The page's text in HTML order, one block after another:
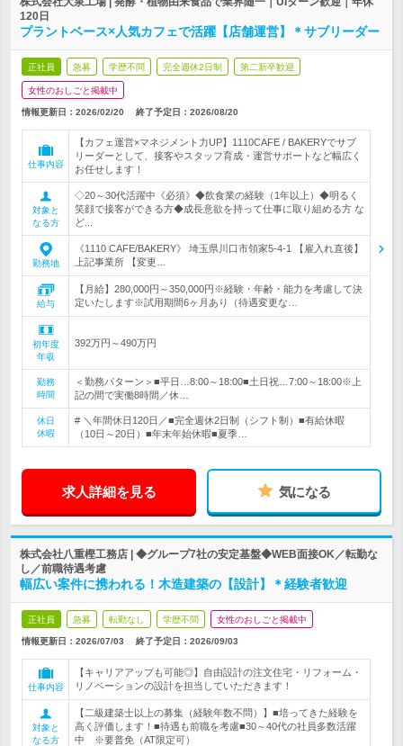
120日
プラントベース×人気カフェで活躍【店舗運営】＊サブリーダー
正社員 急募 学歴不問 完全週休2日制 第二新卒歓迎
女性のおしごと掲載中
情報更新日：2026/02/20 終了予定日： 2026/08/20
仕事内容
【カフェ運営×マネジメント力UP】1110CAFE / BAKERYでサブ
リーダーとして、接客やスタッフ育成・運営サポートなど幅広く
お任せします！
対象と
なる方
◇20～30代活躍中《必須》◆飲食業の経験（1年以上）◆明るく
笑顔で接客ができる方◆成長意欲を持って仕事に取り組める方 な
ど...
勤務地
《1110 CAFE/BAKERY》 埼玉県川口市領家5-4-1 【雇入れ直後】
上記事業所 【変更…
給与
【月給】280,000円～350,000円※経験・年齢・能力を考慮して決
定いたします※試用期間6ヶ月あり（待遇変更な…
初年度
年収
392万円～490万円
勤務
時間
＜勤務パターン＞■平日…8:00～18:00■土日祝…7:00～18:00※上
記の間で実働8時間／休…
休日
休暇
# ＼年間休日120日／■完全週休2日制（シフト制）■有給休暇
（10日～20日）■年末年始休暇■夏季…
求人詳細を見る 気になる
株式会社八重樫工務店 | ◆グループ7社の安定基盤◆WEB面接OK／転勤な
し／前職待遇考慮
幅広い案件に携われる！木造建築の【設計】＊経験者歓迎
正社員 急募 転勤なし 学歴不問 女性のおしごと掲載中
情報更新日：2026/07/03 終了予定日： 2026/09/03
仕事内容
【キャリアアップも可能◎】自由設計の注文住宅・リフォーム・
リノベーションの設計を担当していただきます！
対象と
なる方
【二級建築士以上の募集（経験年数不問）】■培ってきた経験を
高く評価します！■待遇も前職を考慮■30～40代の社員多数活躍
中 ※要普免（AT限定可）